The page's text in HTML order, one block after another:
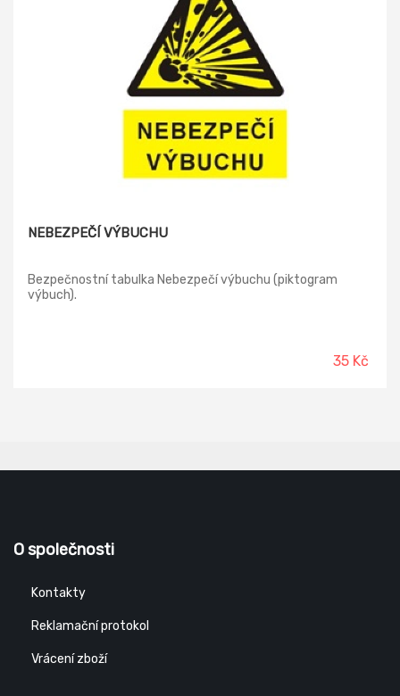
NEBEZPEČÍ VÝBUCHU
Bezpečnostní tabulka Nebezpečí výbuchu (piktogram
výbuch).
35 Kč
O společnosti
Kontakty
Reklamační protokol
Vrácení zboží